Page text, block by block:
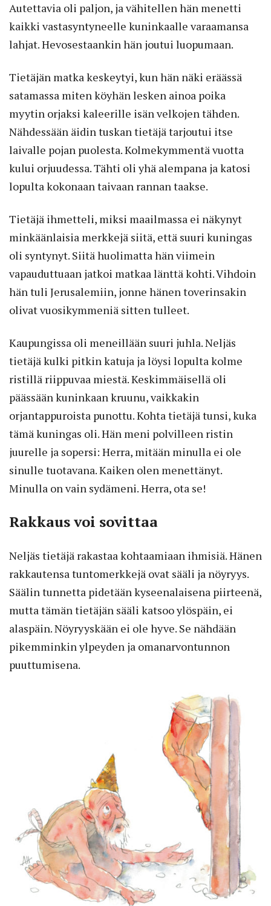
Autettavia oli paljon, ja vähitellen hän menetti
kaikki vastasyntyneelle kuninkaalle varaamansa
lahjat. Hevosestaankin hän joutui luopumaan.
Tietäjän matka keskeytyi, kun hän näki eräässä
satamassa miten köyhän lesken ainoa poika
myytin orjaksi kaleerille isän velkojen tähden.
Nähdessään äidin tuskan tietäjä tarjoutui itse
laivalle pojan puolesta. Kolmekymmentä vuotta
kului orjuudessa. Tähti oli yhä alempana ja katosi
lopulta kokonaan taivaan rannan taakse.
Tietäjä ihmetteli, miksi maailmassa ei näkynyt
minkäänlaisia merkkejä siitä, että suuri kuningas
oli syntynyt. Siitä huolimatta hän viimein
vapauduttuaan jatkoi matkaa länttä kohti. Vihdoin
hän tuli Jerusalemiin, jonne hänen toverinsakin
olivat vuosikymmeniä sitten tulleet.
Kaupungissa oli meneillään suuri juhla. Neljäs
tietäjä kulki pitkin katuja ja löysi lopulta kolme
ristillä riippuvaa miestä. Keskimmäisellä oli
päässään kuninkaan kruunu, vaikkakin
orjantappuroista punottu. Kohta tietäjä tunsi, kuka
tämä kuningas oli. Hän meni polvilleen ristin
juurelle ja sopersi: Herra, mitään minulla ei ole
sinulle tuotavana. Kaiken olen menettänyt.
Minulla on vain sydämeni. Herra, ota se!
Rakkaus voi sovittaa
Neljäs tietäjä rakastaa kohtaamiaan ihmisiä. Hänen
rakkautensa tuntomerkkejä ovat sääli ja nöyryys.
Säälin tunnetta pidetään kyseenalaisena piirteenä,
mutta tämän tietäjän sääli katsoo ylöspäin, ei
alaspäin. Nöyryyskään ei ole hyve. Se nähdään
pikemminkin ylpeyden ja omanarvontunnon
puuttumisena.